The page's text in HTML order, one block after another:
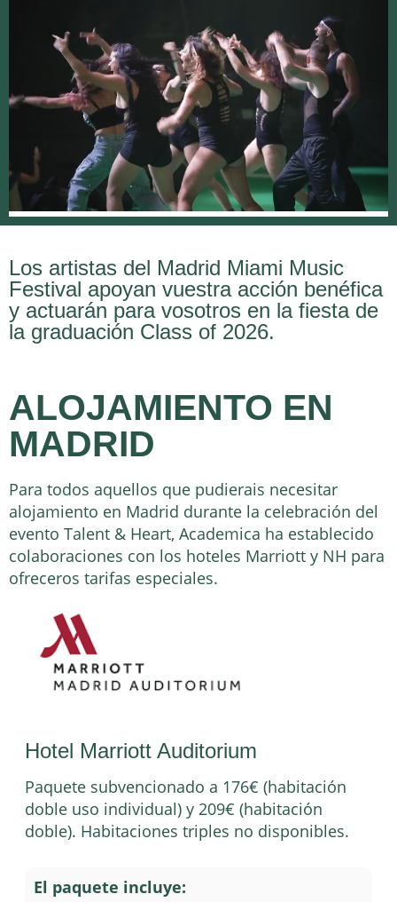
Los artistas del Madrid Miami Music
Festival apoyan vuestra acción benéfica
y actuarán para vosotros en la fiesta de
la graduación Class of 2026.
ALOJAMIENTO EN
MADRID
Para todos aquellos que pudierais necesitar
alojamiento en Madrid durante la celebración del
evento Talent & Heart, Academica ha establecido
colaboraciones con los hoteles Marriott y NH para
ofreceros tarifas especiales.
Hotel Marriott Auditorium
Paquete subvencionado a 176€ (habitación
doble uso individual) y 209€ (habitación
doble). Habitaciones triples no disponibles.
El paquete incluye: